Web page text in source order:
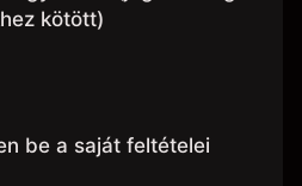
kötött)
be a saját feltételei